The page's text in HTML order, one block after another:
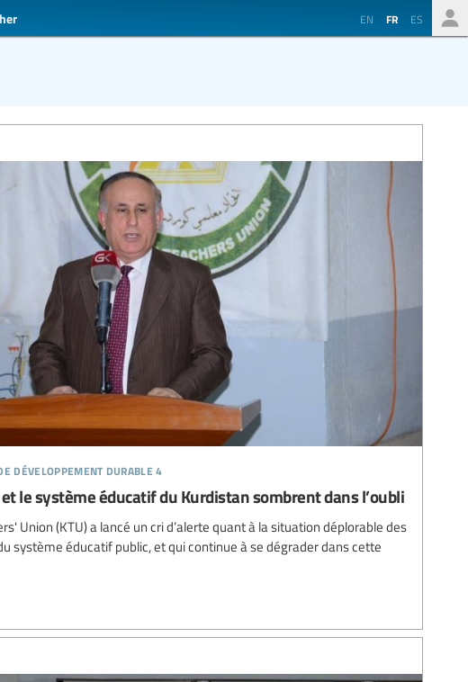
EN FR ES
développement durable 4
le système éducatif du Kurdistan sombrent dans l’oubli
Union (KTU) a lancé un cri d’alerte quant à la situation déplorable des
système éducatif public, et qui continue à se dégrader dans cette